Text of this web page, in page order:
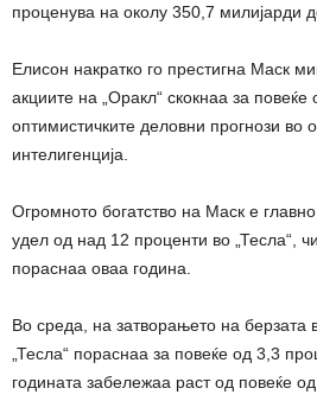
проценува на околу 350,7 милијарди
Елисон накратко го престигна Маск
акциите на „Оракл“ скокнаа за
оптимистичките деловни прогнози во
интелигенција.
Огромното богатство на Маск е
удел од над 12 проценти во „Тесла“,
пораснаа оваа година.
Во среда, на затворањето на берзата
„Тесла“ пораснаа за повеќе од 3,3
годината забележаа раст од повеќе